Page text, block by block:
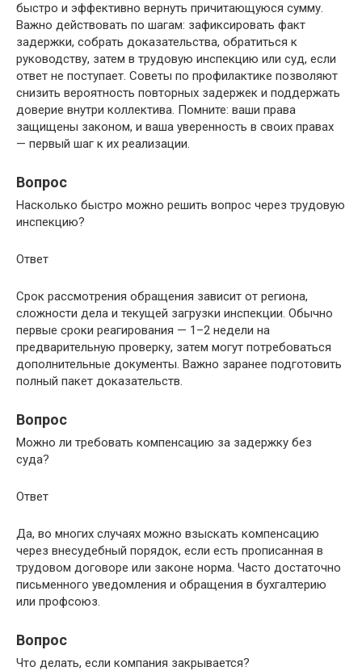
быстро и эффективно вернуть причитающуюся сумму.
Важно действовать по шагам: зафиксировать факт
задержки, собрать доказательства, обратиться к
руководству, затем в трудовую инспекцию или суд, если
ответ не поступает. Советы по профилактике позволяют
снизить вероятность повторных задержек и поддержать
доверие внутри коллектива. Помните: ваши права
защищены законом, и ваша уверенность в своих правах
— первый шаг к их реализации.
Вопрос
Насколько быстро можно решить вопрос через трудовую
инспекцию?
Ответ
Срок рассмотрения обращения зависит от региона,
сложности дела и текущей загрузки инспекции. Обычно
первые сроки реагирования — 1–2 недели на
предварительную проверку, затем могут потребоваться
дополнительные документы. Важно заранее подготовить
полный пакет доказательств.
Вопрос
Можно ли требовать компенсацию за задержку без
суда?
Ответ
Да, во многих случаях можно взыскать компенсацию
через внесудебный порядок, если есть прописанная в
трудовом договоре или законе норма. Часто достаточно
письменного уведомления и обращения в бухгалтерию
или профсоюз.
Вопрос
Что делать, если компания закрывается?